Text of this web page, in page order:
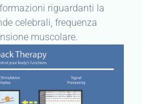
riguardanti la
celebrali, frequenza
muscolare.